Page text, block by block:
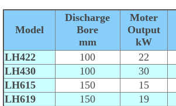
Model
Discharge
Bore
mm
Moter
Output
kW
LH422
100 22
LH430
100 30
LH615
150 15
LH619
150 19